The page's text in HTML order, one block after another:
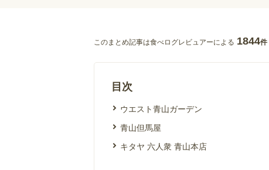
このまとめ記事は食べログレビュアーによる 1844件
目次
ウエスト青山ガーデン
青山但馬屋
キタヤ 六人衆 青山本店